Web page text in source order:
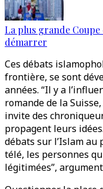
La plus grande Coupe
démarrer
Ces débats
frontière, se sont
années. “Il y a
romande de la
invite des
propagent leurs
débats sur l’Islam
télé, les personnes
légitimées”,